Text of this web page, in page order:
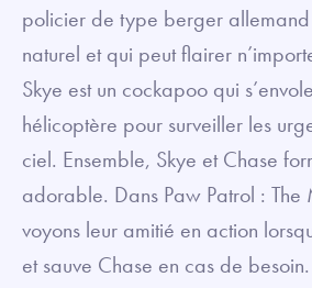
policier de type berger
naturel et qui peut flairer
Skye est un cockapoo qui
hélicoptère pour surveiller les
ciel. Ensemble, Skye et Chase
adorable. Dans Paw Patrol : The
voyons leur amitié en action
et sauve Chase en cas de besoin.